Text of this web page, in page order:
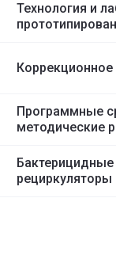
Технология и
Коррекционное
Программные
методические
Бактерицидные
рециркуляторы